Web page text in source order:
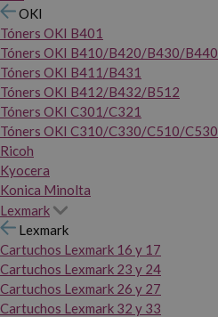
OKI
Tóners OKI B401
Tóners OKI B410/B420/B430/B440
Tóners OKI B411/B431
Tóners OKI B412/B432/B512
Tóners OKI C301/C321
Tóners OKI C310/C330/C510/C530
Ricoh
Kyocera
Konica Minolta
Lexmark
Lexmark
Cartuchos Lexmark 16 y 17
Cartuchos Lexmark 23 y 24
Cartuchos Lexmark 26 y 27
Cartuchos Lexmark 32 y 33